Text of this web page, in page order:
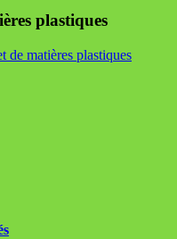
plastiques
de matières plastiques